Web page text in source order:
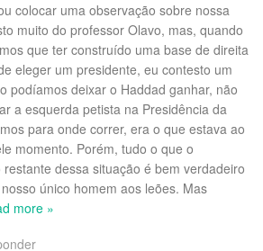
colocar uma observação sobre nossa
muito do professor Olavo, mas, quando
que ter construído uma base de direita
eleger um presidente, eu contesto um
podíamos deixar o Haddad ganhar, não
a esquerda petista na Presidência da
para onde correr, era o que estava ao
momento. Porém, tudo o que o
dessa situação é bem verdadeiro
único homem aos leões. Mas
more »